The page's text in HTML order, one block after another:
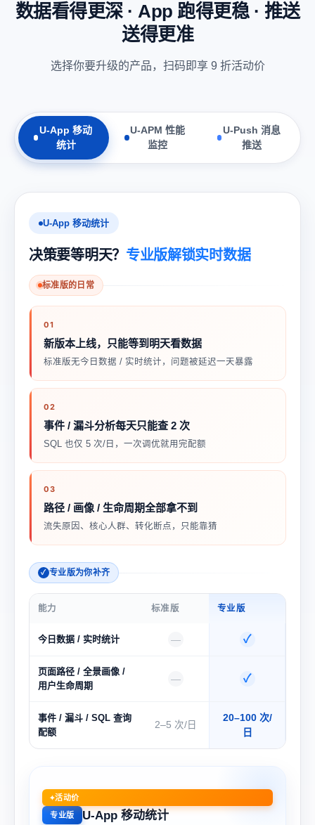
数据看得更深 · App 跑得更稳 · 推送
送得更准
选择你要升级的产品，扫码即享 9 折活动价
U-App 移动
统计
U-APM 性能
监控
U-Push 消息
推送
U-App 移动统计
决策要等明天？ 专业版解锁实时数据
标准版的日常
01
新版本上线，只能等到 明天看数据
标准版无今日数据 / 实时统计，问题被延迟一天暴露
02
事件 / 漏斗分析每天只能查 2 次
SQL 也仅 5 次/日，一次调优就用完配额
03
路径 / 画像 / 生命周期全部拿不到
流失原因、核心人群、转化断点，只能靠猜
专业版为你补齐
能力 标准版 专业版
今日数据 / 实时统计 — ✓
页面路径 / 全景画像 /
用户生命周期
— ✓
事件 / 漏斗 / SQL 查询
配额
2–5 次/日
20–100 次/
日
活动价
专业版 U-App 移动统计